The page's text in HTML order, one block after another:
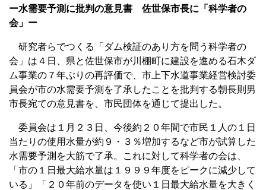
ー水需要予測に批判の意見書 佐世保市長に「科学者の
会」ー
研究者らでつくる「ダム検証のあり方を問う科学者の
会」は４日、県と佐世保市が川棚町に建設を進める石木ダ
ム事業の７年ぶりの再評価で、市上下水道事業経営検討委
員会が市の水需要予測を了承したことを批判する朝長則男
市長宛ての意見書を、市民団体を通じて提出した。
委員会は１月２３日、今後約２０年間で市民１人の１日
当たりの使用水量が約９・３％増加するなど市が試算した
水需要予測を大筋で了承。これに対して科学者の会は、
「市の１日最大給水量は１９９９年度をピークに減少して
いる」「２０年前のデータを使い１日最大給水量を大きく